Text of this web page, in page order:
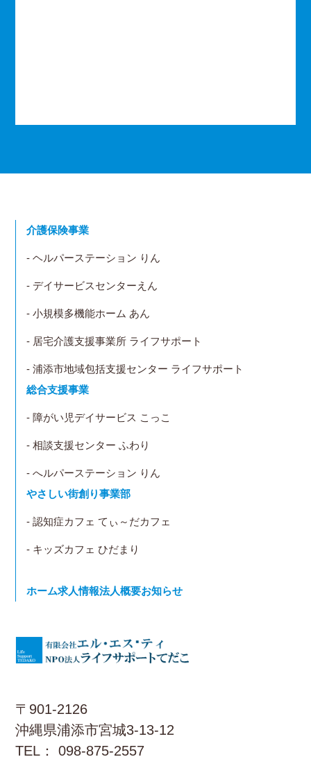
〒901-2126
沖縄県浦添市宮城3-13-12
TEL： 098-875-2557
介護保険事業
- ヘルパーステーション りん
- デイサービスセンターえん
- 小規模多機能ホーム あん
- 居宅介護支援事業所 ライフサポート
- 浦添市地域包括支援センター ライフサポート
総合支援事業
- 障がい児デイサービス こっこ
- 相談支援センター ふわり
- へルパーステーション りん
やさしい街創り事業部
- 認知症カフェ てぃ～だカフェ
- キッズカフェ ひだまり
ホーム求人情報法人概要お知らせ